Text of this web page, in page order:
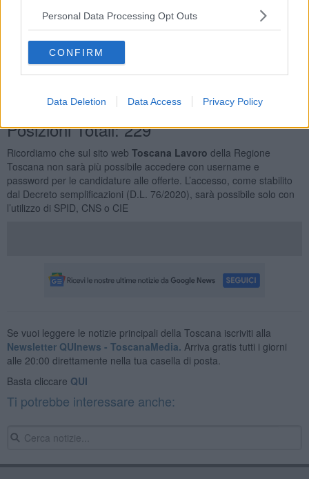
Personal Data Processing Opt Outs
CONFIRM
Data Deletion Data Access Privacy Policy
Tipologia Contratto
Lavoro a Tempo Determinato
Lavoro a Tempo Indeterminato69
Mestiere27
Posizioni Totali: 229
Ricordiamo che sul sito web Toscana Lavoro della Regione
Toscana non sarà più possibile accedere con username e
password per le candidature alle offerte. L’accesso, come stabilito
dal Decreto semplificazioni (D.L. 76/2020), sarà possibile solo con
l’utilizzo di SPID, CNS o CIE
Se vuoi leggere le notizie principali della Toscana iscriviti alla
Newsletter QUInews - ToscanaMedia. Arriva gratis tutti i giorni
alle 20:00 direttamente nella tua casella di posta.
Basta cliccare QUI
Ti potrebbe interessare anche: